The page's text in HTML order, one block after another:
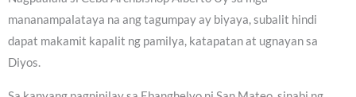
mananampalataya na ang tagumpay ay biyaya, subalit hindi
dapat makamit kapalit ng pamilya, katapatan at ugnayan sa
Diyos.